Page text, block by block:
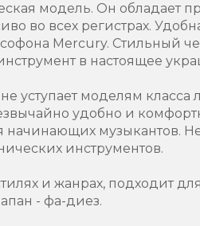
модель. Он обладает
во всех регистрах.
Mercury. Стильный
в настоящее
уступает моделям класса
удобно и
музыкантов.
инструментов.
и жанрах, подходит
- фа-диез.